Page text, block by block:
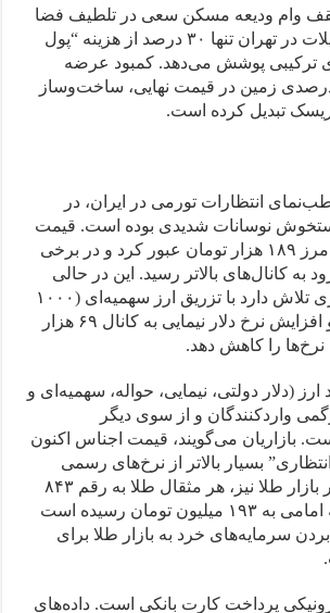
وام ودیعه مسکن سعی در تلطیف فضا
داشته، اما این تسهیلات در تهران تنها ۳۰ درصد از هزینه “پول
ترکیبی پوشش می‌دهد. کمبود عرضه
و سهم ۷۰ درصدی زمین در قیمت نهایی، ساخت‌وساز
تبدیل کرده است.
انتظارات تورمی در ایران، در
۱۴۰۵ دستخوش نوسانات شدیدی بوده است. قیمت
دلار در بازار آزاد از مرز ۱۸۹ هزار تومان عبور کرد و در برخی
به کانال‌های بالاتر رسید. این در حالی
است که بانک مرکزی تلاش دارد با تزریق ارز سهمیه‌ای (۱۰۰۰
دلار با کارت ملی) و افزایش نرخ دلار نیمایی به کانال ۶۹ هزار
نرخ‌ها را کاهش دهد.
(دلار دولتی، نیمایی، حواله، سهمیه‌ای و
واردکنندگان و از سوی دیگر
بازاریان می‌گویند، قیمت اجناس اکنون
بسیار بالاتر از نرخ‌های رسمی
محاسبه می‌شود. در بازار طلا نیز، هر مثقال طلا به رقم ۸۴۳
میلیون ریال و سکه امامی به ۱۹۳ میلیون تومان رسیده است
سرمایه‌های خرد به بازار طلا برای
پرداخت کارت بانکی است. داده‌های